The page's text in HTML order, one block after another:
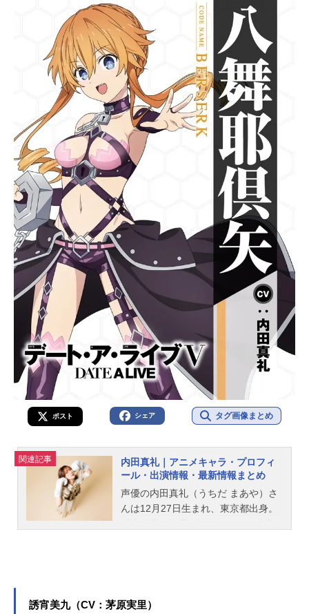
ポスト シェア タグ画像まとめ
関連記事
内田真礼｜アニメキャラ・プロフィ
ール・出演情報・最新情報まとめ
声優の内田真礼（うちだ まあや）さ
んは12月27日生まれ、東京都出身。
ススメ記事をご紹介！
誘宵美九（CV：茅原実里）